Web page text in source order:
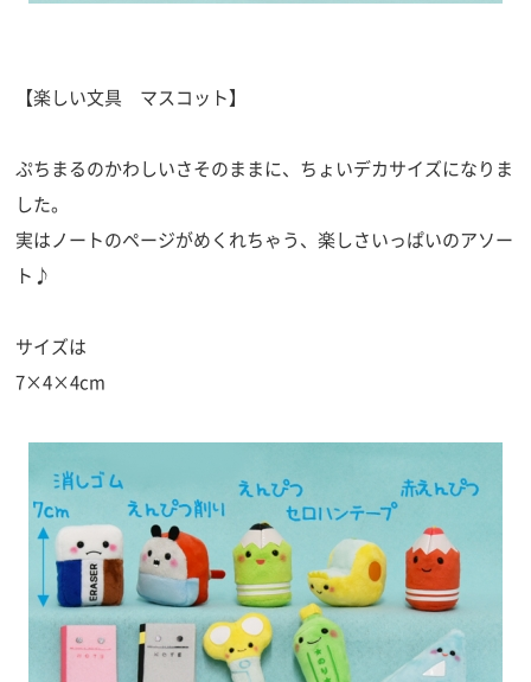
【楽しい文具 マスコット】
ぷちまるのかわしいさそのままに、ちょいデカサイズになりま
した。
実はノートのページがめくれちゃう、楽しさいっぱいのアソー
ト♪
サイズは
7×4×4cm